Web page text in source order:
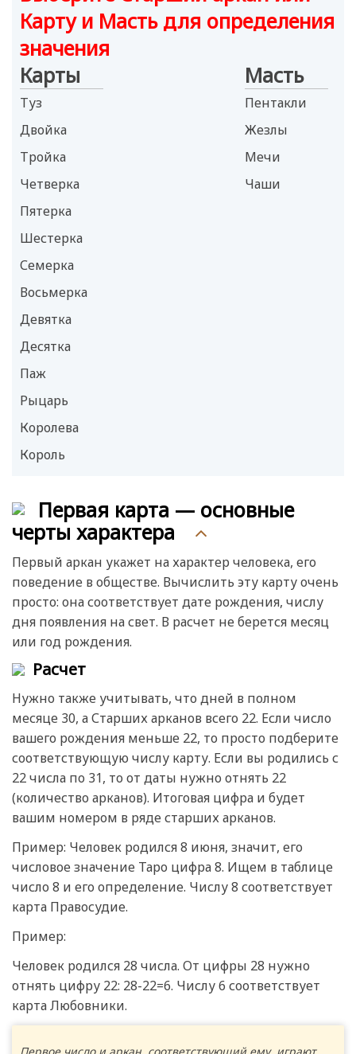
Карту и Масть для определения
значения
Карты
Туз
Двойка
Тройка
Четверка
Пятерка
Шестерка
Семерка
Восьмерка
Девятка
Десятка
Паж
Рыцарь
Королева
Король
Масть
Пентакли
Жезлы
Мечи
Чаши
Первая карта — основные
черты характера
Первый аркан укажет на характер человека, его
поведение в обществе. Вычислить эту карту очень
просто: она соответствует дате рождения, числу
дня появления на свет. В расчет не берется месяц
или год рождения.
Расчет
Нужно также учитывать, что дней в полном
месяце 30, а Старших арканов всего 22. Если число
вашего рождения меньше 22, то просто подберите
соответствующую числу карту. Если вы родились с
22 числа по 31, то от даты нужно отнять 22
(количество арканов). Итоговая цифра и будет
вашим номером в ряде старших арканов.
Пример: Человек родился 8 июня, значит, его
числовое значение Таро цифра 8. Ищем в таблице
число 8 и его определение. Числу 8 соответствует
карта Правосудие.
Пример:
Человек родился 28 числа. От цифры 28 нужно
отнять цифру 22: 28-22=6. Числу 6 соответствует
карта Любовники.